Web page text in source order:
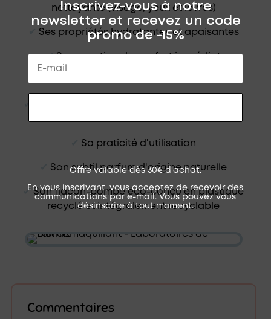
nettoyante (visage, yeux et lèvres)
Ses propriétés hydratantes et apaisantes
✔︎Sa sensation de confort immédiat
Sa texture onctueuse idéale pour les peaux
sèches
Sa praticité d'utilisation
Son subtil parfum d'origine naturelle
✔︎Son flacon-pompe éco-conçu en plastique
recyclé et intégralement recyclable
Commentaires
Inscrivez-vous à notre
newsletter et recevez un code
promo de -15%
Offre valable dès 30€ d'achat.
En vous inscrivant, vous acceptez de recevoir des
communications par e-mail. Vous pouvez vous
désinscrire à tout moment.